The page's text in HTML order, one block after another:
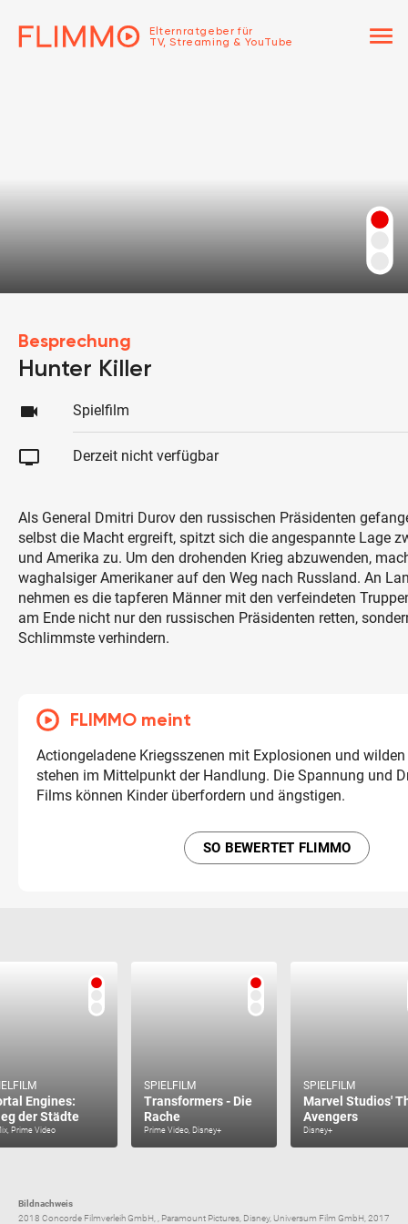
Elternratgeber für
TV, Streaming & YouTube
menu
Besprechung
Hunter Killer
videocam Spielfilm
tv Derzeit nicht verfügbar
Als General Dmitri Durov den russischen Präsidenten
selbst die Macht ergreift, spitzt sich die angespannte Lage
und Amerika zu. Um den drohenden Krieg abzuwenden,
waghalsiger Amerikaner auf den Weg nach Russland. An
nehmen es die tapferen Männer mit den verfeindeten
am Ende nicht nur den russischen Präsidenten retten,
Schlimmste verhindern.
FLIMMO meint
Actiongeladene Kriegsszenen mit Explosionen und
stehen im Mittelpunkt der Handlung. Die Spannung und
Films können Kinder überfordern und ängstigen.
SO BEWERTET FLIMMO
Engines:
der Städte
Prime Video
SPIELFILM
Transformers - Die
Rache
Prime Video, Disney+
SPIELFILM
Marvel Studios'
Avengers
Disney+
Bildnachweis
2018 Concorde Filmverleih GmbH, , Paramount Pictures, Disney, Universum Film GmbH, 2017